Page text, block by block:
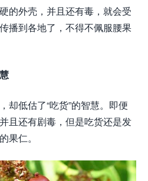
的外壳，并且还有毒，就会受
播到各地了，不得不佩服腰果
却低估了“吃货”的智慧。即便
且还有剧毒，但是吃货还是发
果仁。